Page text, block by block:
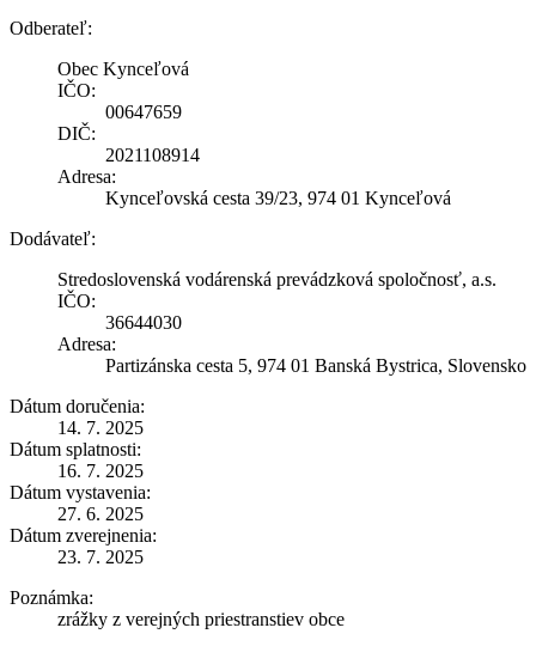
Odberateľ:
Obec Kynceľová
IČO:
00647659
DIČ:
2021108914
Adresa:
Kynceľovská cesta 39/23, 974 01 Kynceľová
Dodávateľ:
Stredoslovenská vodárenská prevádzková spoločnosť, a.s.
IČO:
36644030
Adresa:
Partizánska cesta 5, 974 01 Banská Bystrica, Slovensko
Dátum doručenia:
14. 7. 2025
Dátum splatnosti:
16. 7. 2025
Dátum vystavenia:
27. 6. 2025
Dátum zverejnenia:
23. 7. 2025
Poznámka:
zrážky z verejných priestranstiev obce